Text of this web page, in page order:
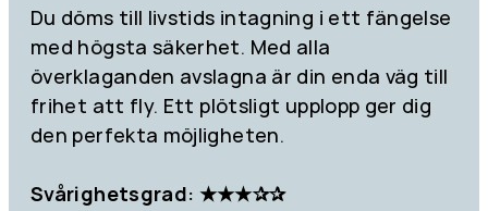
Du döms till livstids intagning i ett fängelse
med högsta säkerhet. Med alla
överklaganden avslagna är din enda väg till
frihet att fly. Ett plötsligt upplopp ger dig
den perfekta möjligheten.
Svårighetsgrad: ★★★✰✰